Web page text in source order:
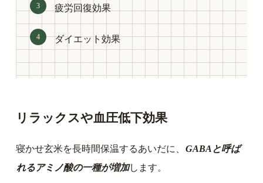
疲労回復効果
ダイエット効果
リラックスや血圧低下効果
寝かせ玄米を長時間保温するあいだに、 GABAと呼ば
れるアミノ酸の一種が増加します。